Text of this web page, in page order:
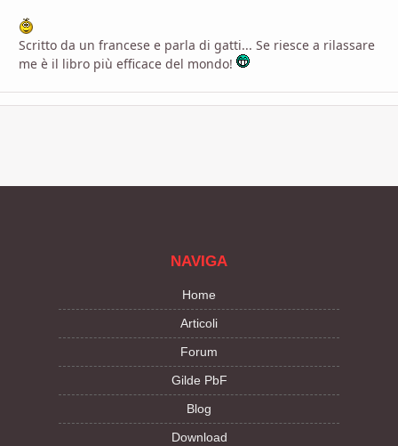
Scritto da un francese e parla di gatti... Se riesce a rilassare
me è il libro più efficace del mondo!
NAVIGA
Home
Articoli
Forum
Gilde PbF
Blog
Download